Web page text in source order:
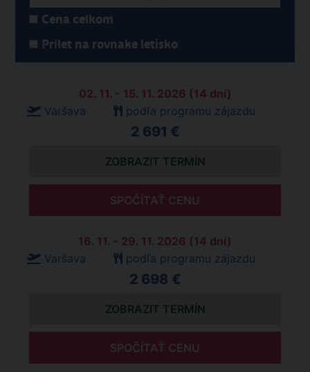
Cena celkom
Prílet na rovnake letisko
02. 11. - 15. 11. 2026 (14 dní)
Varšava
podľa programu zájazdu
2 691 €
ZOBRAZIT TERMÍN
SPOČÍTAŤ CENU
16. 11. - 29. 11. 2026 (14 dní)
Varšava
podľa programu zájazdu
2 698 €
ZOBRAZIT TERMÍN
SPOČÍTAŤ CENU